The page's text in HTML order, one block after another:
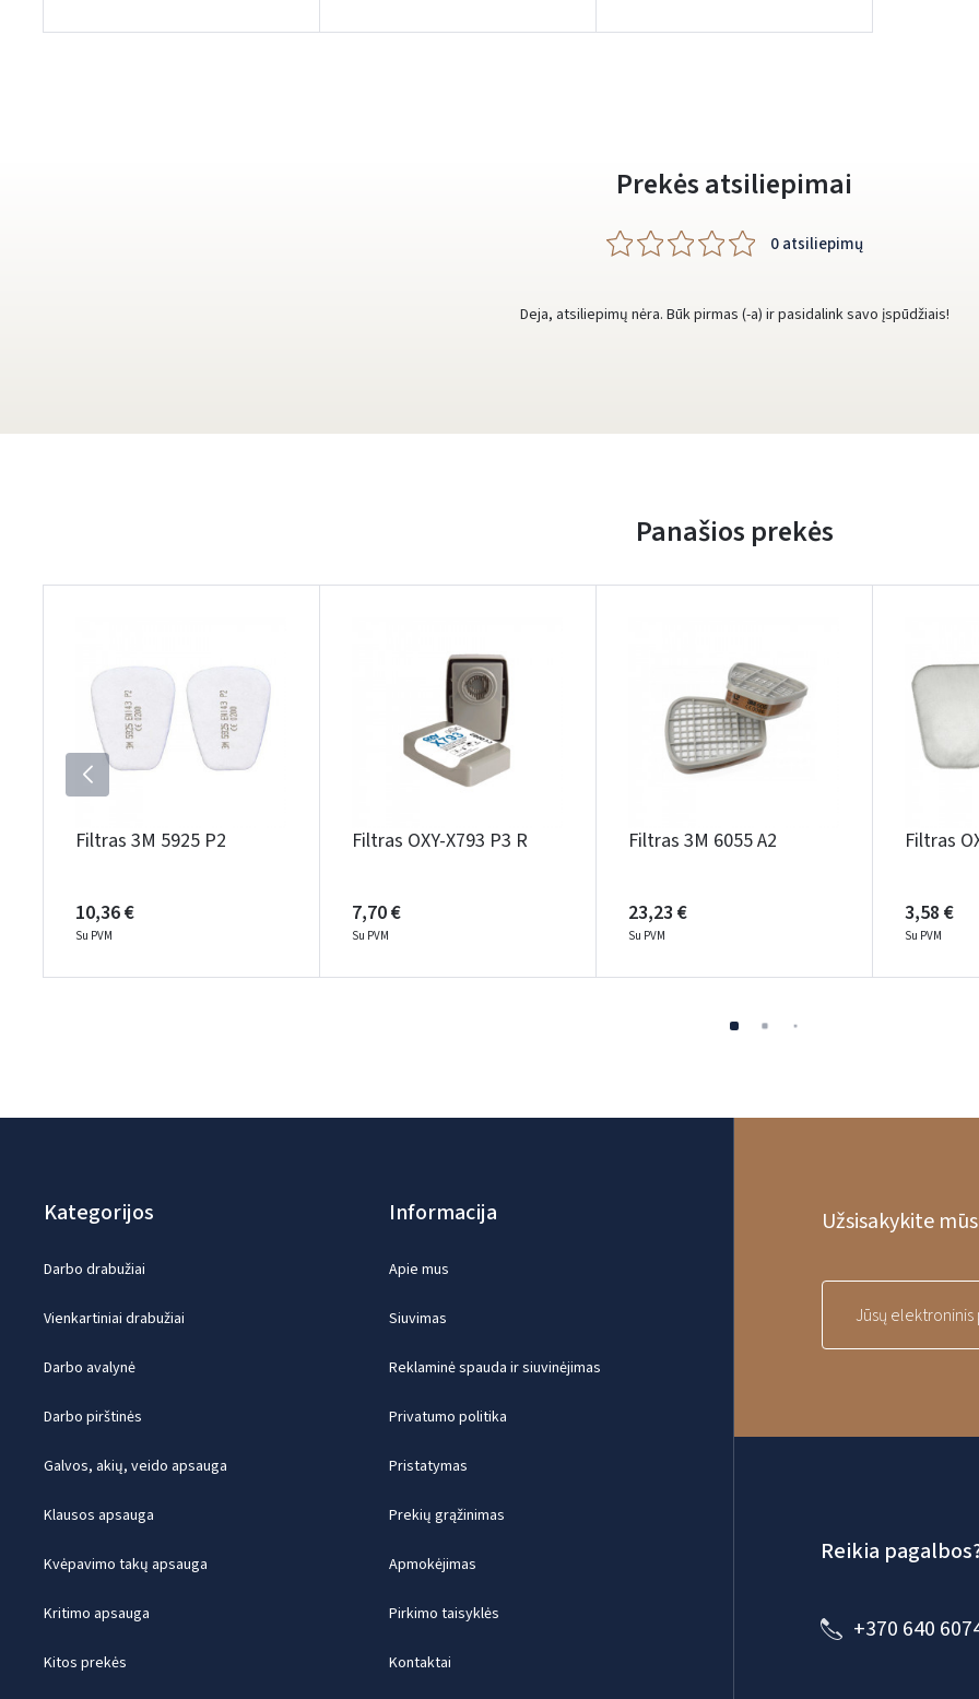
Prekės atsiliepimai
0 atsiliepimų
Deja, atsiliepimų nėra. Būk pirmas (-a) ir pasidalink savo įspūdžiais!
Panašios prekės
Filtras 3M 5925 P2
10,36 €
Su PVM
Filtras OXY-X793 P3 R
7,70 €
Su PVM
Filtras 3M 6055 A2
23,23 €
Su PVM
Filtras
3,58 €
Su PVM
Kategorijos
Darbo drabužiai
Vienkartiniai drabužiai
Darbo avalynė
Darbo pirštinės
Galvos, akių, veido apsauga
Klausos apsauga
Kvėpavimo takų apsauga
Kritimo apsauga
Kitos prekės
Informacija
Apie mus
Siuvimas
Reklaminė spauda ir siuvinėjimas
Privatumo politika
Pristatymas
Prekių grąžinimas
Apmokėjimas
Pirkimo taisyklės
Kontaktai
Užsisakykite
Reikia
+370 640
Facebook Google